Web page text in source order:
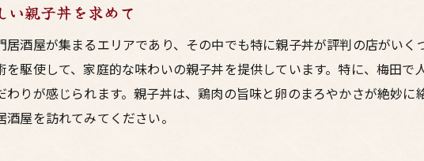
厳選された鶏肉と卵のコンビネーショ
新鮮な食材で作る贅沢な親子丼
味のバランスが絶妙な親子丼
い親子丼を求めて
居酒屋が集まるエリアであり、その中でも特に親子丼が評判の店がい
を駆使して、家庭的な味わいの親子丼を提供しています。特に、梅田
わりが感じられます。親子丼は、鶏肉の旨味と卵のまろやかさが絶妙
屋を訪れてみてください。